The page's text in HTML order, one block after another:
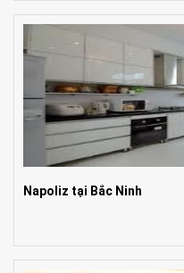
Napoliz tại Bắc Ninh